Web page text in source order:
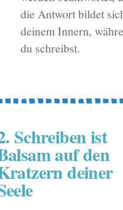
die Antwort bildet
deinem Innern,
du schreibst.
Schreiben ist
auf den
deiner